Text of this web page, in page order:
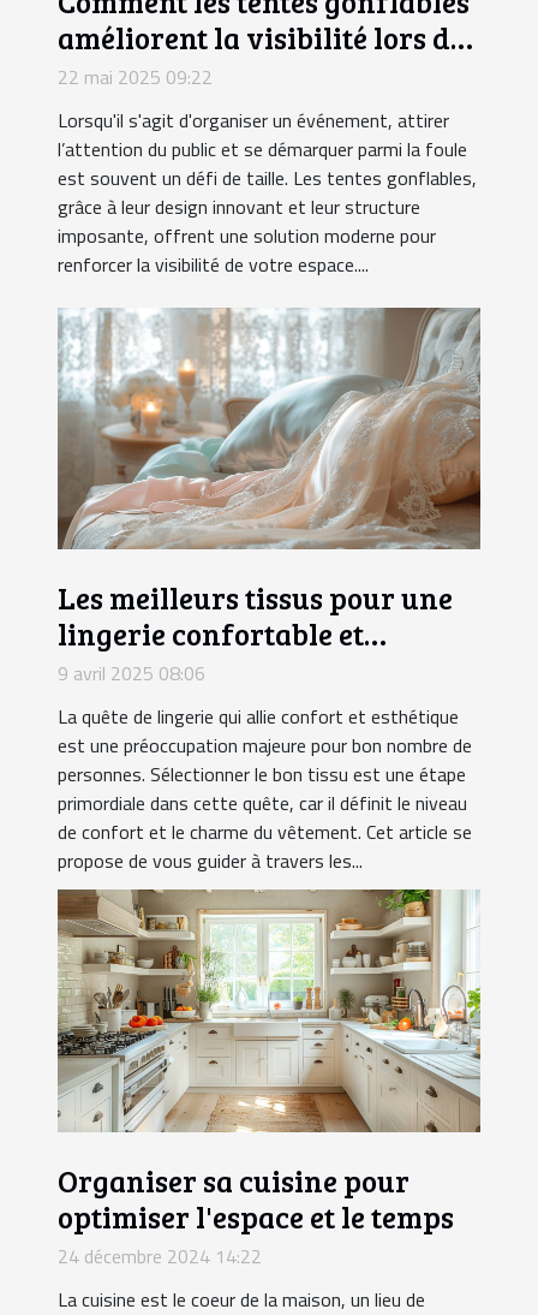
améliorent la visibilité lors des
événements
22 mai 2025 09:22
Lorsqu'il s'agit d'organiser un événement, attirer
l’attention du public et se démarquer parmi la foule
est souvent un défi de taille. Les tentes gonflables,
grâce à leur design innovant et leur structure
imposante, offrent une solution moderne pour
renforcer la visibilité de votre espace....
Les meilleurs tissus pour une
lingerie confortable et
attrayante
9 avril 2025 08:06
La quête de lingerie qui allie confort et esthétique
est une préoccupation majeure pour bon nombre de
personnes. Sélectionner le bon tissu est une étape
primordiale dans cette quête, car il définit le niveau
de confort et le charme du vêtement. Cet article se
propose de vous guider à travers les...
Organiser sa cuisine pour
optimiser l'espace et le temps
24 décembre 2024 14:22
La cuisine est le coeur de la maison, un lieu de